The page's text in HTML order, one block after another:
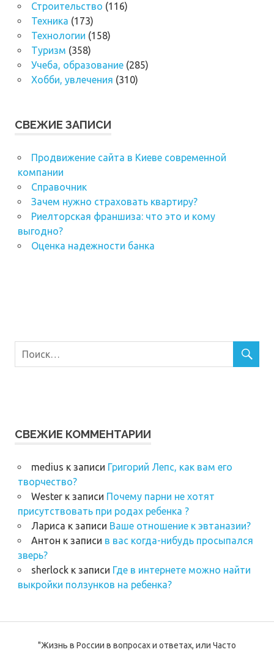
Строительство (116)
Техника (173)
Технологии (158)
Туризм (358)
Учеба, образование(285)
Хобби, увлечения (310)
СВЕЖИЕ ЗАПИСИ
Продвижение сайта в Киеве современной
компании
Справочник
Зачем нужно страховать квартиру?
Риелторская франшиза: что это и кому
выгодно?
Оценка надежности банка
СВЕЖИЕ КОММЕНТАРИИ
medius к записи Григорий Лепс, как вам его
творчество?
Westerк записи Почему парни не хотят
присутствовать при родах ребенка ?
Лариса к записи Ваше отношение к эвтаназии?
Антон к записи в вас когда-нибудь просыпался
зверь?
sherlockк записи Где в интернете можно найти
выкройки ползунков на ребенка?
"Жизнь в России в вопросах и ответах, или Часто